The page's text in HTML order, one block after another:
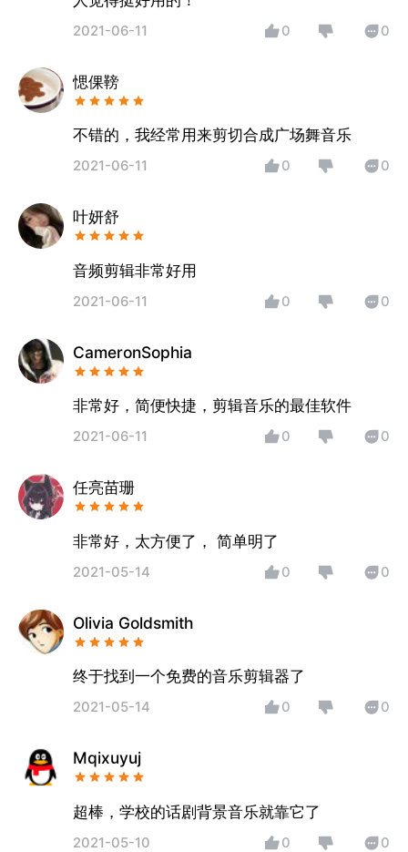
2021-06-11 0 0
愢倮䩷
不错的，我经常用来剪切合成广场舞音乐
2021-06-11 0 0
叶妍舒
音频剪辑非常好用
2021-06-11 0 0
CameronSophia
非常好，简便快捷，剪辑音乐的最佳软件
2021-06-11 0 0
任亮苗珊
非常好，太方便了， 简单明了
2021-05-14 0 0
Olivia Goldsmith
终于找到一个免费的音乐剪辑器了
2021-05-14 0 0
Mqixuyuj
超棒，学校的话剧背景音乐就靠它了
2021-05-10 0 0